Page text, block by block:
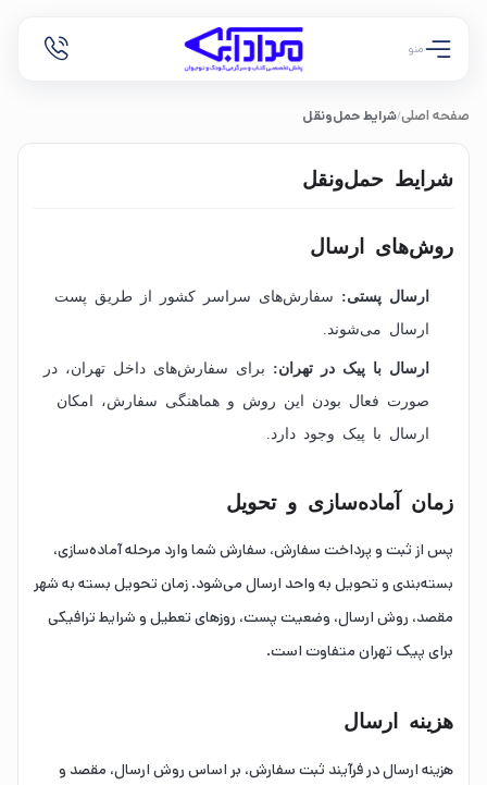
منو
صفحه اصلی/شرایط حمل‌ونقل
شرایط حمل‌ونقل
روش‌های ارسال
ارسال پستی: سفارش‌های سراسر کشور از طریق پست
ارسال می‌شوند.
ارسال با پیک در تهران: برای سفارش‌های داخل تهران، در
صورت فعال بودن این روش و هماهنگی سفارش، امکان
ارسال با پیک وجود دارد.
زمان آماده‌سازی و تحویل
پس از ثبت و پرداخت سفارش، سفارش شما وارد مرحله آماده‌سازی،
بسته‌بندی و تحویل به واحد ارسال می‌شود. زمان تحویل بسته به شهر
مقصد، روش ارسال، وضعیت پست، روزهای تعطیل و شرایط ترافیکی
برای پیک تهران متفاوت است.
هزینه ارسال
هزینه ارسال در فرآیند ثبت سفارش، بر اساس روش ارسال، مقصد و